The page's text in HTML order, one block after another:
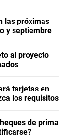
las próximas
y septiembre
al proyecto
tarjetas en
los requisitos
de prima